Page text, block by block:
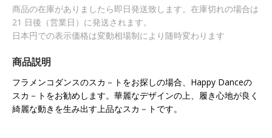
商品の在庫がありましたら即日発送致します。在庫切れの場合は
21 日後（営業日）に発送されます。
日本円での表示価格は変動相場制により随時変わります
商品説明
フラメンコダンスのスカ－トをお探しの場合、 Happy Danceの
スカ－トをお勧めします。華麗なデザインの上、履き心地が良く
綺麗な動きを生み出す上品なスカ－トです。